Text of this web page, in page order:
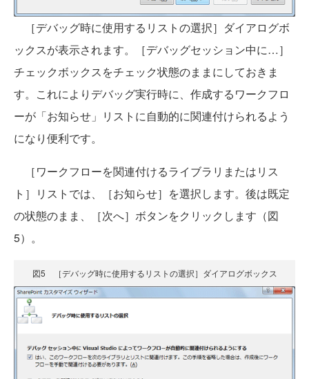
［デバッグ時に使用するリストの選択］ダイアログボ
ックスが表示されます。［デバッグセッション中に…］
チェックボックスをチェック状態のままにしておきま
す。これによりデバッグ実行時に、作成するワークフロ
ーが「お知らせ」リストに自動的に関連付けられるよう
になり便利です。
［ワークフローを関連付けるライブラリまたはリス
ト］リストでは、［お知らせ］を選択します。後は既定
の状態のまま、［次へ］ボタンをクリックします（図
5）。
図5 ［デバッグ時に使用するリストの選択］ダイアログボックス